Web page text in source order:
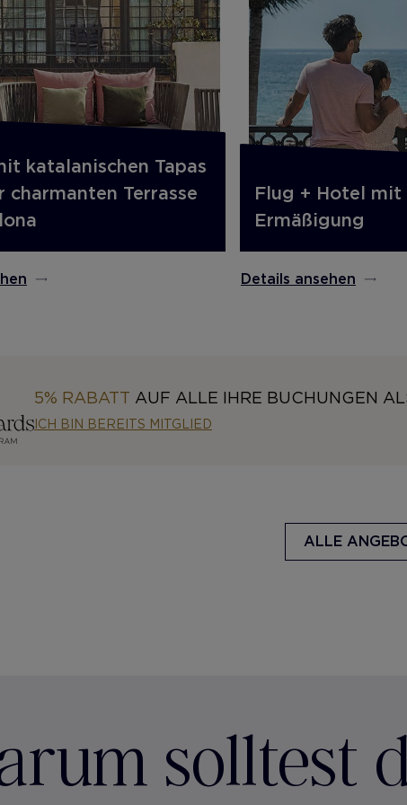
katalanischen Tapas
charmanten Terrasse
Flug + Hotel mit
Ermäßigung
Details ansehen
5% RABATT AUF ALLE IHRE BUCHUNGEN
ICH BIN BEREITS MITGLIED
ALLE
solltest